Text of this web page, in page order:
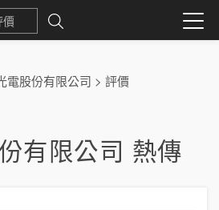
電股份有限公司 > 評價
有限公司 熱傳